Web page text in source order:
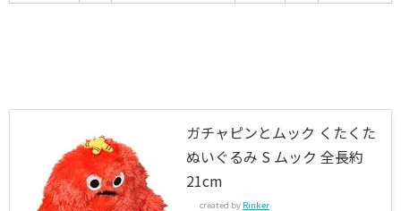
ガチャピンとムック くたくた
ぬいぐるみ S ムック 全長約
21cm
created by Rinker